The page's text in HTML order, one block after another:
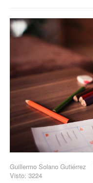
Guillermo Solano Gutiérrez
Visto: 3224